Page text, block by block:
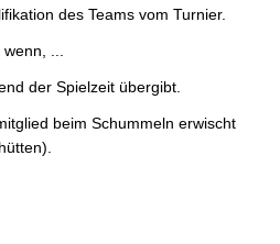
des Teams vom Turnier.
...
der Spielzeit übergibt.
beim Schummeln erwischt